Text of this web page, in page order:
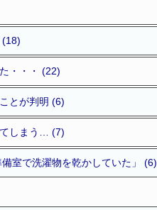
(18)
・・・ (22)
とが判明 (6)
てしまう… (7)
室で洗濯物を乾かしていた」 (6)